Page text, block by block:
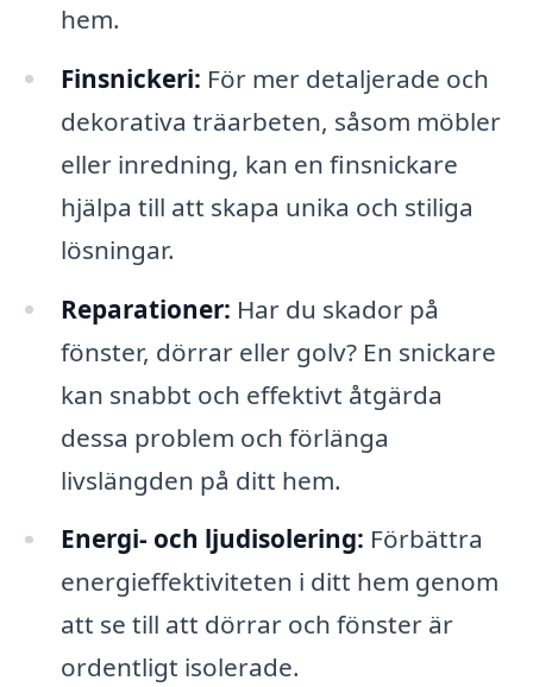
hem.
Finsnickeri: För mer detaljerade och
dekorativa träarbeten, såsom möbler
eller inredning, kan en finsnickare
hjälpa till att skapa unika och stiliga
lösningar.
Reparationer: Har du skador på
fönster, dörrar eller golv? En snickare
kan snabbt och effektivt åtgärda
dessa problem och förlänga
livslängden på ditt hem.
Energi- och ljudisolering: Förbättra
energieffektiviteten i ditt hem genom
att se till att dörrar och fönster är
ordentligt isolerade.